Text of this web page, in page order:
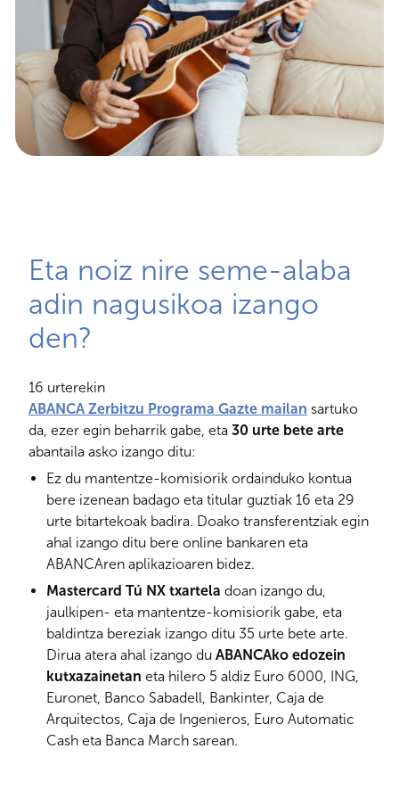
Eta noiz nire seme-alaba
adin nagusikoa izango
den?
16 urterekin
ABANCA Zerbitzu Programa Gazte mailan sartuko
da, ezer egin beharrik gabe, eta 30 urte bete arte
abantaila asko izango ditu:
Ez du mantentze-komisiorik ordainduko kontua
bere izenean badago eta titular guztiak 16 eta 29
urte bitartekoak badira. Doako transferentziak egin
ahal izango ditu bere online bankaren eta
ABANCAren aplikazioaren bidez.
Mastercard Tú NX txartela doan izango du,
jaulkipen- eta mantentze-komisiorik gabe, eta
baldintza bereziak izango ditu 35 urte bete arte.
Dirua atera ahal izango du ABANCAko edozein
kutxazainetan eta hilero 5 aldiz Euro 6000, ING,
Euronet, Banco Sabadell, Bankinter, Caja de
Arquitectos, Caja de Ingenieros, Euro Automatic
Cash eta Banca March sarean.